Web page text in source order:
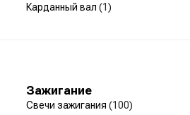
Карданный вал (1)
Зажигание
Свечи зажигания (100)